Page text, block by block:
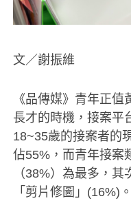
文／謝振維
《品傳媒》青年正
長才的時機，接案平
18~35歲的接案者的
佔55%，而青年接案
（38%）為最多，
「剪片修圖」(16%)。